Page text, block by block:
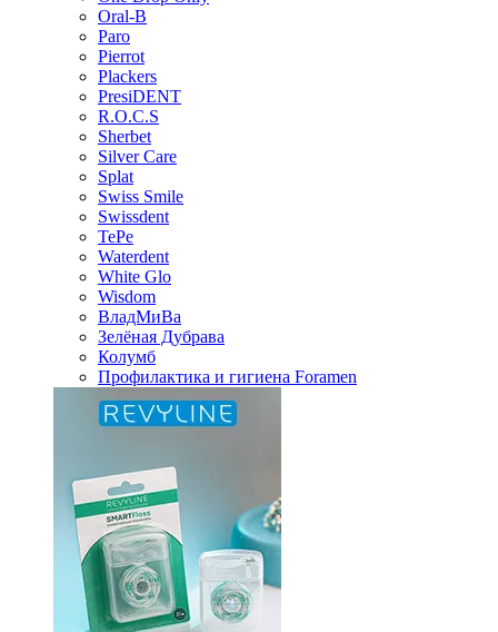
Oral-B
Paro
Pierrot
Plackers
PresiDENT
R.O.C.S
Sherbet
Silver Care
Splat
Swiss Smile
Swissdent
TePe
Waterdent
White Glo
Wisdom
ВладМиВа
Зелёная Дубрава
Колумб
Профилактика и гигиена Foramen